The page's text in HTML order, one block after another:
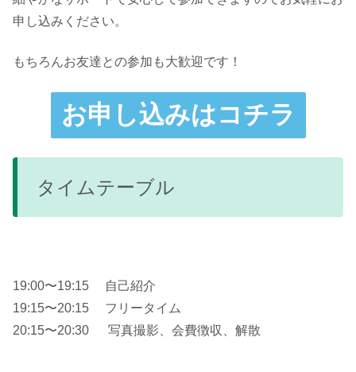
申し込みください。
もちろんお友達との参加も大歓迎です！
お申し込みはコチラ
タイムテーブル
19:00〜19:15 自己紹介
19:15〜20:15 フリータイム
20:15〜20:30 写真撮影、会費徴収、解散